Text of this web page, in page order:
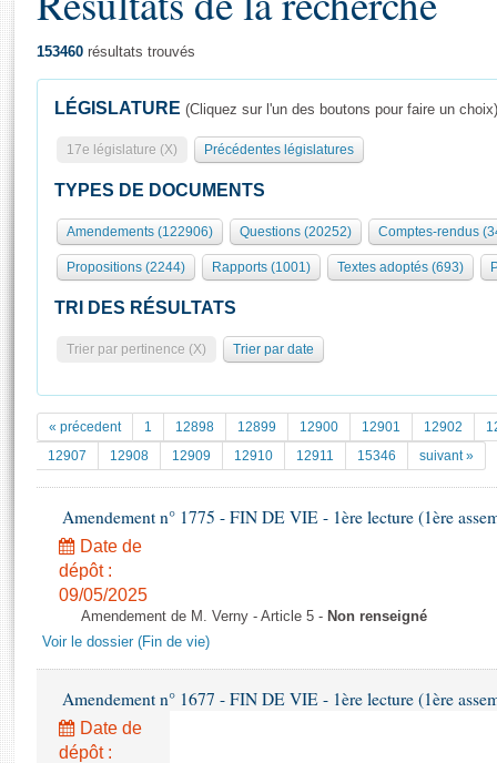
Présidence
577 députés
Groupes politiques
Séance publique
Commissions et autres organes
Europe et International
Pétitions
Documents parlementaires
Projets de loi
Propositions de loi
Amendements
Textes adoptés
Rapports d'information
Rapports sur l'application des lois
Baromètre de l’application des lois
Rôle et pouvoirs de l'Assemblée
Organisation de l'Assemblée
Présidence Conférence des Présidents Bureau Collège des
Statistiques et chiffres clés
Documents de référence
( Constitution | Règlement de l'Assemblée ... )
Histoire
Juniors
Anciennes législatures
Liens vers les sites publics
Visiter l'Assemblée
Visite virtuelle du palais Bourbon
Assister à une séance
La Bibliothèque
Les archives
Contacts et plan d'accès
Photos libres de droit
153460 résultats trouvés
LÉGISLATURE (Cliquez sur l'un des boutons pour faire un choix)
17e législature (X) Précédentes législatures
TYPES DE DOCUMENTS
Amendements (122906) Questions (20252) Comptes-rendus
Propositions (2244) Rapports (1001) Textes adoptés (693)
TRI DES RÉSULTATS
Trier par pertinence (X) Trier par date
« précedent 1 12898 12899 12900 12901 12902
12907
12908 12909 12910 12911 15346 suivant »
Amendement n° 1775 - FIN DE VIE - 1ère lecture (1ère
Date de
dépôt :
09/05/2025
Amendement de M. Verny - Article 5 - Non renseigné
Voir le dossier (Fin de vie)
Amendement n° 1677 - FIN DE VIE - 1ère lecture (1ère
Date de
dépôt :